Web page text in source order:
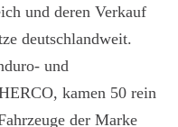
und deren Verkauf
deutschlandweit.
und
kamen 50 rein
der Marke